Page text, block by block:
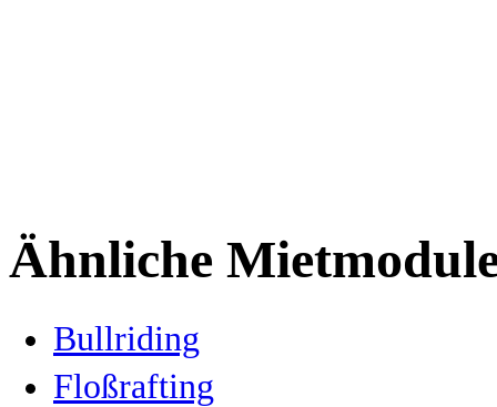
Ähnliche
Bullriding
Floßrafting